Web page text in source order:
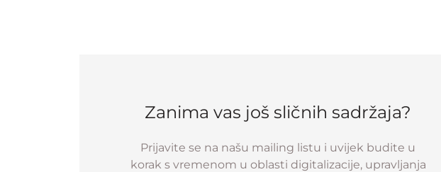
Zanima vas još sličnih sadržaja?
Prijavite se na našu mailing listu i uvijek budite u
korak s vremenom u oblasti digitalizacije, upravljanja